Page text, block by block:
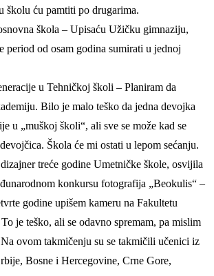
školu ću pamtiti po drugarima.
škola – Upisaću Užičku gimnaziju,
period od osam godina sumirati u jednoj
u Tehničkoj školi – Planiram da
Bilo je malo teško da jedna devojka
u „muškoj školi“, ali sve se može kad se
Škola će mi ostati u lepom sećanju.
treće godine Umetničke škole, osvijila
konkursu fotografija „Beokulis“ –
godine upišem kameru na Fakultetu
je teško, ali se odavno spremam, pa mislim
ovom takmičenju su se takmičili učenici iz
Bosne i Hercegovine, Crne Gore,